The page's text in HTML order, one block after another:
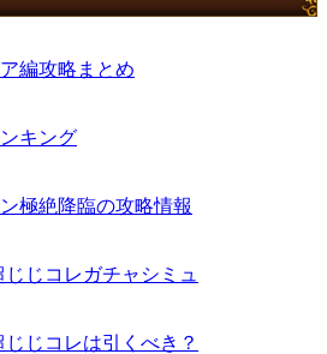
編攻略まとめ
キング
極絶降臨の攻略情報
じコレガチャシミュ
じコレは引くべき？